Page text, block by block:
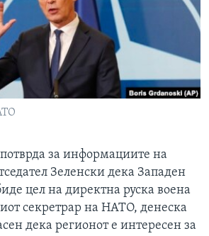
за информациите на
Зеленски дека Западен
цел на директна руска воена
секретрар на НАТО, денеска
дека регионот е интересен за